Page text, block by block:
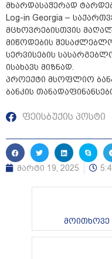
მხარდასაჭერად
Log-in Georgia –
მცხოვრებისთვის
მიწოდების
სერვისების
ისახავს მიზნად.
პროექტი მსოფლიო
ბანკის
ფეისბუქის პოსტი
მარტი 19, 2025
მოითხოვე